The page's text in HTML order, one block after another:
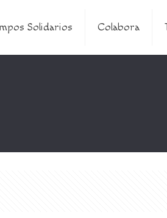
Solidarios Colabora